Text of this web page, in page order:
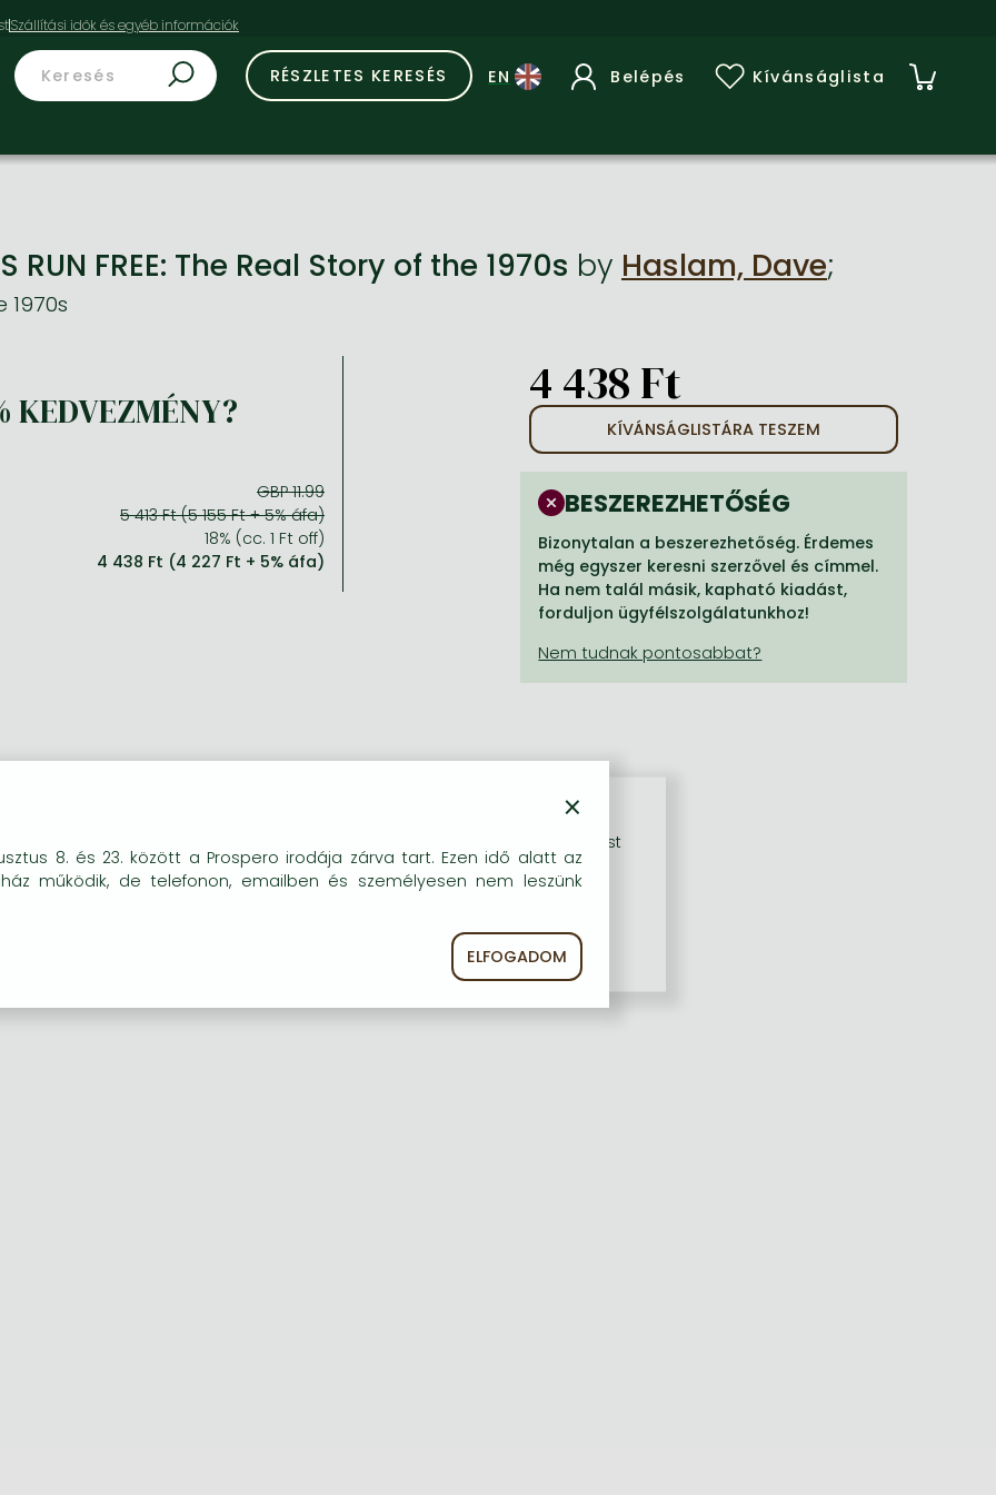
RÉSZLETES KERESÉS Belépés Kívánságlista
RUN FREE: The Real Story of the 1970s by Haslam, Dave;
1970s
KEDVEZMÉNY?
GBP 11.99
5 413 Ft (5 155 Ft + 5% áfa)
18% (cc. 1 Ft off)
4 438 Ft (4 227 Ft + 5% áfa)
4 438 Ft
KÍVÁNSÁGLISTÁRA TESZEM
BESZEREZHETŐSÉG
Bizonytalan a beszerezhetőség. Érdemes
még egyszer keresni szerzővel és címmel.
Ha nem talál másik, kapható kiadást,
forduljon ügyfélszolgálatunkhoz!
×
8. és 23. között a Prospero irodája zárva tart. Ezen idő alatt az
működik, de telefonon, emailben és személyesen nem leszünk
ELFOGADOM
kat (sütiket) használunk, melyek célja, hogy teljesebb körű szolgáltatást
részére.